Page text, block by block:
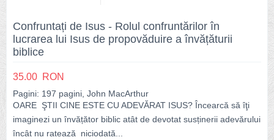
Confruntați de Isus - Rolul confruntărilor în
lucrarea lui Isus de propovăduire a învățăturii
biblice
35.00 RON
Pagini: 197 pagini, John MacArthur
OARE ŞTII CINE ESTE CU ADEVĂRAT ISUS? Încearcă să îţi
imaginezi un învățător biblic atât de devotat susținerii adevărului
încât nu ratează niciodată...